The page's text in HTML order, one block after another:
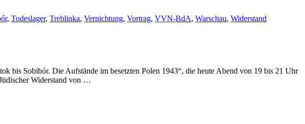
, Todeslager, Treblinka, Vernichtung, Vortrag, VVN-BdA, Warschau, Widerstand
bis Sobibór. Die Aufstände im besetzten Polen 1943“, die heute Abend von 19 bis 21 Uhr
Widerstand von …